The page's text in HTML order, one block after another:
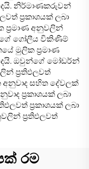
නිර්මාණකරුවන්
ප්‍රකාශයක් ලබා
අනුවලින්
ගෝලීය විකිණිම්
මුලික ප්‍රමාණ
ඔවුන්ගේ මෝඩර්න්
ප්‍රතිඵලවත්
අනුවාද සහිත දේවලක්
ප්‍රකාශයක් ලබා
ප්‍රකාශයක් ලබා
ප්‍රතිඵලවත්
රම